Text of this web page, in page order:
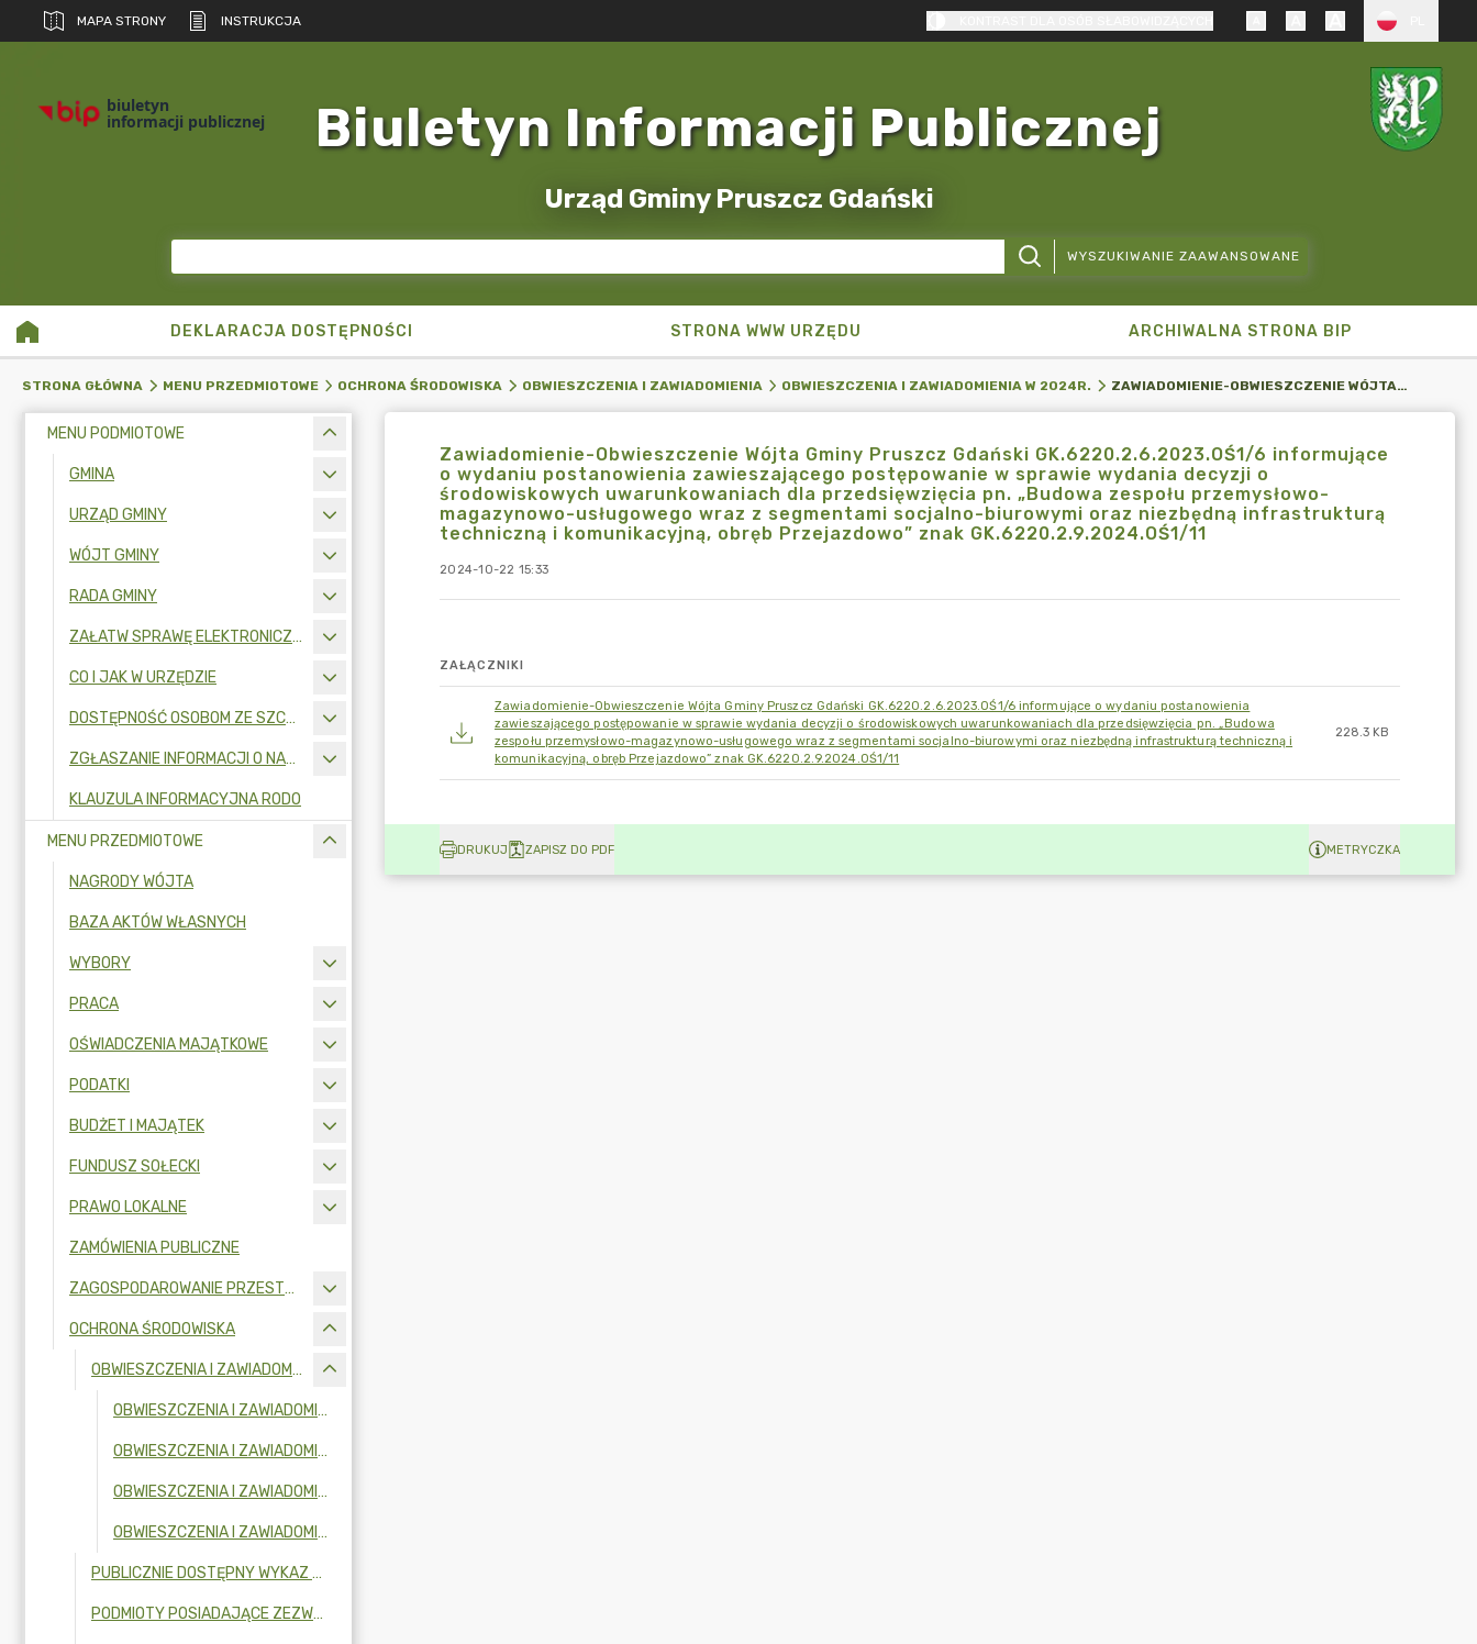
MAPA STRONY INSTRUKCJA
biuletyn
informacji publicznej Biuletyn Informacji Publicznej
Urząd Gminy Pruszcz Gdański
WYSZUKIWANIE ZAAWANSOWANE
DEKLARACJA DOSTĘPNOŚCI STRONA WWW URZĘDU ARCHIWALNA STRONA BIP
STRONA GŁÓWNA MENU PRZEDMIOTOWE OCHRONA ŚRODOWISKA OBWIESZCZENIA I ZAWIADOMIENIA OBWIESZCZENIA I ZAWIADOMIENIA W 2024R. ZAWIADOMIENIE-OBWIESZCZENIE WÓJTA GMINY PRUSZCZ GDAŃSKI GK.6220.2.6.2023.OŚ1/6 INFORMUJĄCE O WYDANIU POSTANOWIENIA ZAWIESZAJĄCEGO POSTĘPOWANIE W SPRAWIE WYDANIA DECYZJI O ŚRODOWISKOWYCH UWARUNKOWANIACH DLA PRZEDSIĘWZIĘCIA PN. „BUDOWA ZESPOŁU PRZEMYSŁOWO-MAGAZYNOWO-USŁUGOWEGO WRAZ Z SEGMENTAMI SOCJALNO-BIUROWYMI ORAZ NIEZBĘDNĄ INFRASTRUKTURĄ TECHNICZNĄ I KOMUNIKACYJNĄ, OBRĘB PRZEJAZDOWO” ZNAK GK.6220.2.9.2024.OŚ1/11
MENU PODMIOTOWE
GMINA
URZĄD GMINY
WÓJT GMINY
RADA GMINY
ZAŁATW SPRAWĘ ELEKTRONICZNIE
CO I JAK W URZĘDZIE
DOSTĘPNOŚĆ OSOBOM ZE SZCZEGÓLNYMI POTRZEBAMI
ZGŁASZANIE INFORMACJI O NARUSZENIU PRAWA I OCHRONA SYGNALISTÓW
KLAUZULA INFORMACYJNA RODO
MENU PRZEDMIOTOWE
NAGRODY WÓJTA
BAZA AKTÓW WŁASNYCH
WYBORY
PRACA
OŚWIADCZENIA MAJĄTKOWE
PODATKI
BUDŻET I MAJĄTEK
FUNDUSZ SOŁECKI
PRAWO LOKALNE
ZAMÓWIENIA PUBLICZNE
ZAGOSPODAROWANIE PRZESTRZENNE
OCHRONA ŚRODOWISKA
OBWIESZCZENIA I ZAWIADOMIENIA
OBWIESZCZENIA I ZAWIADOMIENIA W 2026R.
OBWIESZCZENIA I ZAWIADOMIENIA W 2025R.
OBWIESZCZENIA I ZAWIADOMIENIA W 2024R.
OBWIESZCZENIA I ZAWIADOMIENIA W 2023R.
PUBLICZNIE DOSTĘPNY WYKAZ DANYCH O DOKUMENTACH ZAWIERAJĄCYCH INFORMACJE O ŚRODOWISKU I JEGO OCHRONIE
PODMIOTY POSIADAJĄCE ZEZWOLENIE NA OPRÓŻNIANIE ZBIORNIKÓW BEZODPŁYWOWYCH LUB OSADNIKÓW W INSTALACJACH PRZYDOMOWYCH OCZYSZCZALNI ŚCIEKÓW I TRANSPORTU NIECZYSTOŚCI CIEKŁYCH
Zawiadomienie-Obwieszczenie Wójta Gminy Pruszcz Gdański GK.6220.2.6.2023.OŚ1/6 informujące
o wydaniu postanowienia zawieszającego postępowanie w sprawie wydania decyzji o
środowiskowych uwarunkowaniach dla przedsięwzięcia pn. „Budowa zespołu przemysłowo-
magazynowo-usługowego wraz z segmentami socjalno-biurowymi oraz niezbędną infrastrukturą
techniczną i komunikacyjną, obręb Przejazdowo” znak GK.6220.2.9.2024.OŚ1/11
2024-10-22 15:33
ZAŁĄCZNIKI
Zawiadomienie-Obwieszczenie Wójta Gminy Pruszcz Gdański GK.6220.2.6.2023.OŚ1/6 informujące o wydaniu postanowienia
zawieszającego postępowanie w sprawie wydania decyzji o środowiskowych uwarunkowaniach dla przedsięwzięcia pn. „Budowa
zespołu przemysłowo-magazynowo-usługowego wraz z segmentami socjalno-biurowymi oraz niezbędną infrastrukturą techniczną i
komunikacyjną, obręb Przejazdowo” znak GK.6220.2.9.2024.OŚ1/11
228.3 KB
DRUKUJ ZAPISZ DO PDF METRYCZKA